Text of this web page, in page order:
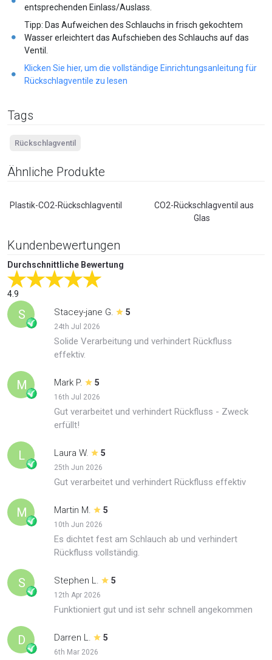
entsprechenden Einlass/Auslass.
Tipp: Das Aufweichen des Schlauchs in frisch gekochtem
Wasser erleichtert das Aufschieben des Schlauchs auf das
Ventil.
Klicken Sie hier, um die vollständige Einrichtungsanleitung für
Rückschlagventile zu lesen
Kundenbewertungen
Durchschnittliche Bewertung
4.9
S Stacey-jane G. 5
24th Jul 2026
Solide Verarbeitung und verhindert Rückfluss
effektiv.
M Mark P. 5
16th Jul 2026
Gut verarbeitet und verhindert Rückfluss - Zweck
erfüllt!
L Laura W. 5
25th Jun 2026
Gut verarbeitet und verhindert Rückfluss effektiv
M Martin M. 5
10th Jun 2026
Es dichtet fest am Schlauch ab und verhindert
Rückfluss vollständig.
S Stephen L. 5
12th Apr 2026
Funktioniert gut und ist sehr schnell angekommen
D Darren L. 5
6th Mar 2026
Tags
Rückschlagventil
Ähnliche Produkte
Plastik-CO2-Rückschlagventil
CO2-Rückschlagventil aus
Glas